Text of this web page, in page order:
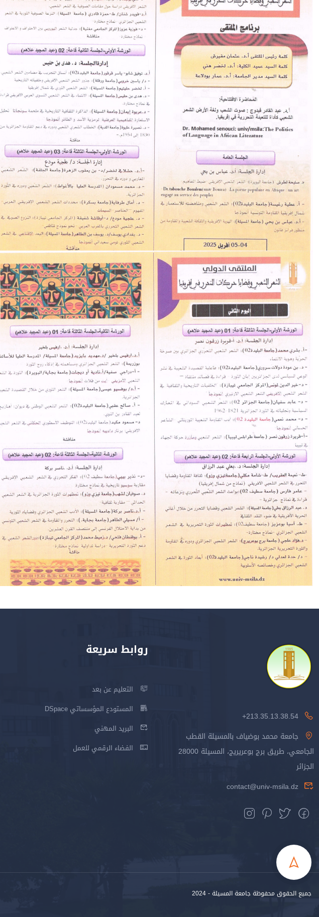
213.35.13.38.54+
جامعة محمد بوضياف بالمسيلة القطب
الجامعي، طريق برج بوعريريج، المسيلة 28000
الجزائر
contact@univ-msila.dz
روابط سريعة
التعليم عن بعد
المستودع المؤسساتي DSpace
البريد المهني
الفضاء الرقمي للعمل
جميع الحقوق محفوظة جامعة المسيلة - 2024